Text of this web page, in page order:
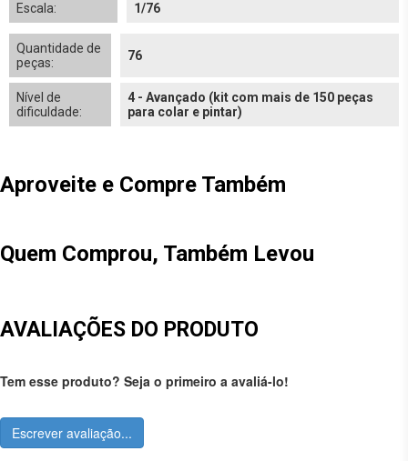
Escala: 1/76
Quantidade de
peças:
76
Nível de
dificuldade:
4 - Avançado (kit com mais de 150 peças
para colar e pintar)
Aproveite e Compre Também
Quem Comprou, Também Levou
AVALIAÇÕES DO PRODUTO
Tem esse produto? Seja o primeiro a avaliá-lo!
Escrever avaliação...